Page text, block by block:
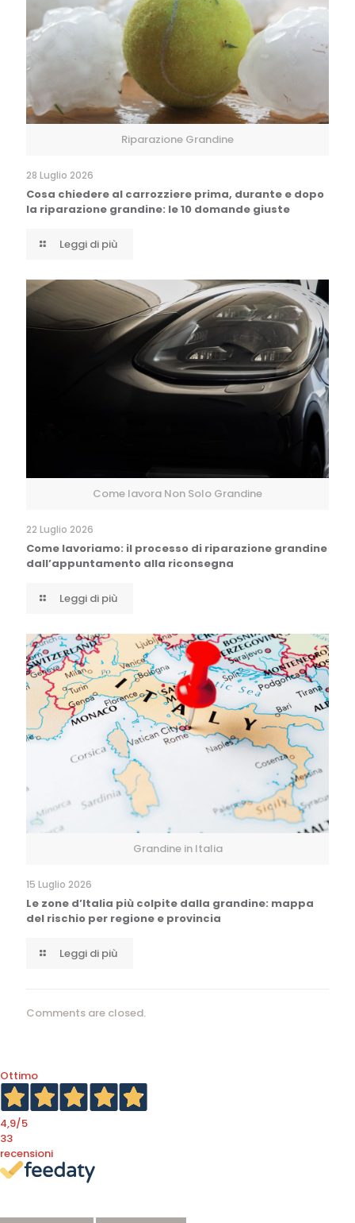
Riparazione Grandine
28 Luglio 2026
Cosa chiedere al carrozziere prima, durante e dopo
la riparazione grandine: le 10 domande giuste
Leggi di più
Come lavora Non Solo Grandine
22 Luglio 2026
Come lavoriamo: il processo di riparazione grandine
dall’appuntamento alla riconsegna
Leggi di più
Grandine in Italia
15 Luglio 2026
Le zone d’Italia più colpite dalla grandine: mappa
del rischio per regione e provincia
Leggi di più
Comments are closed.
Ottimo
4,9/5
33
recensioni